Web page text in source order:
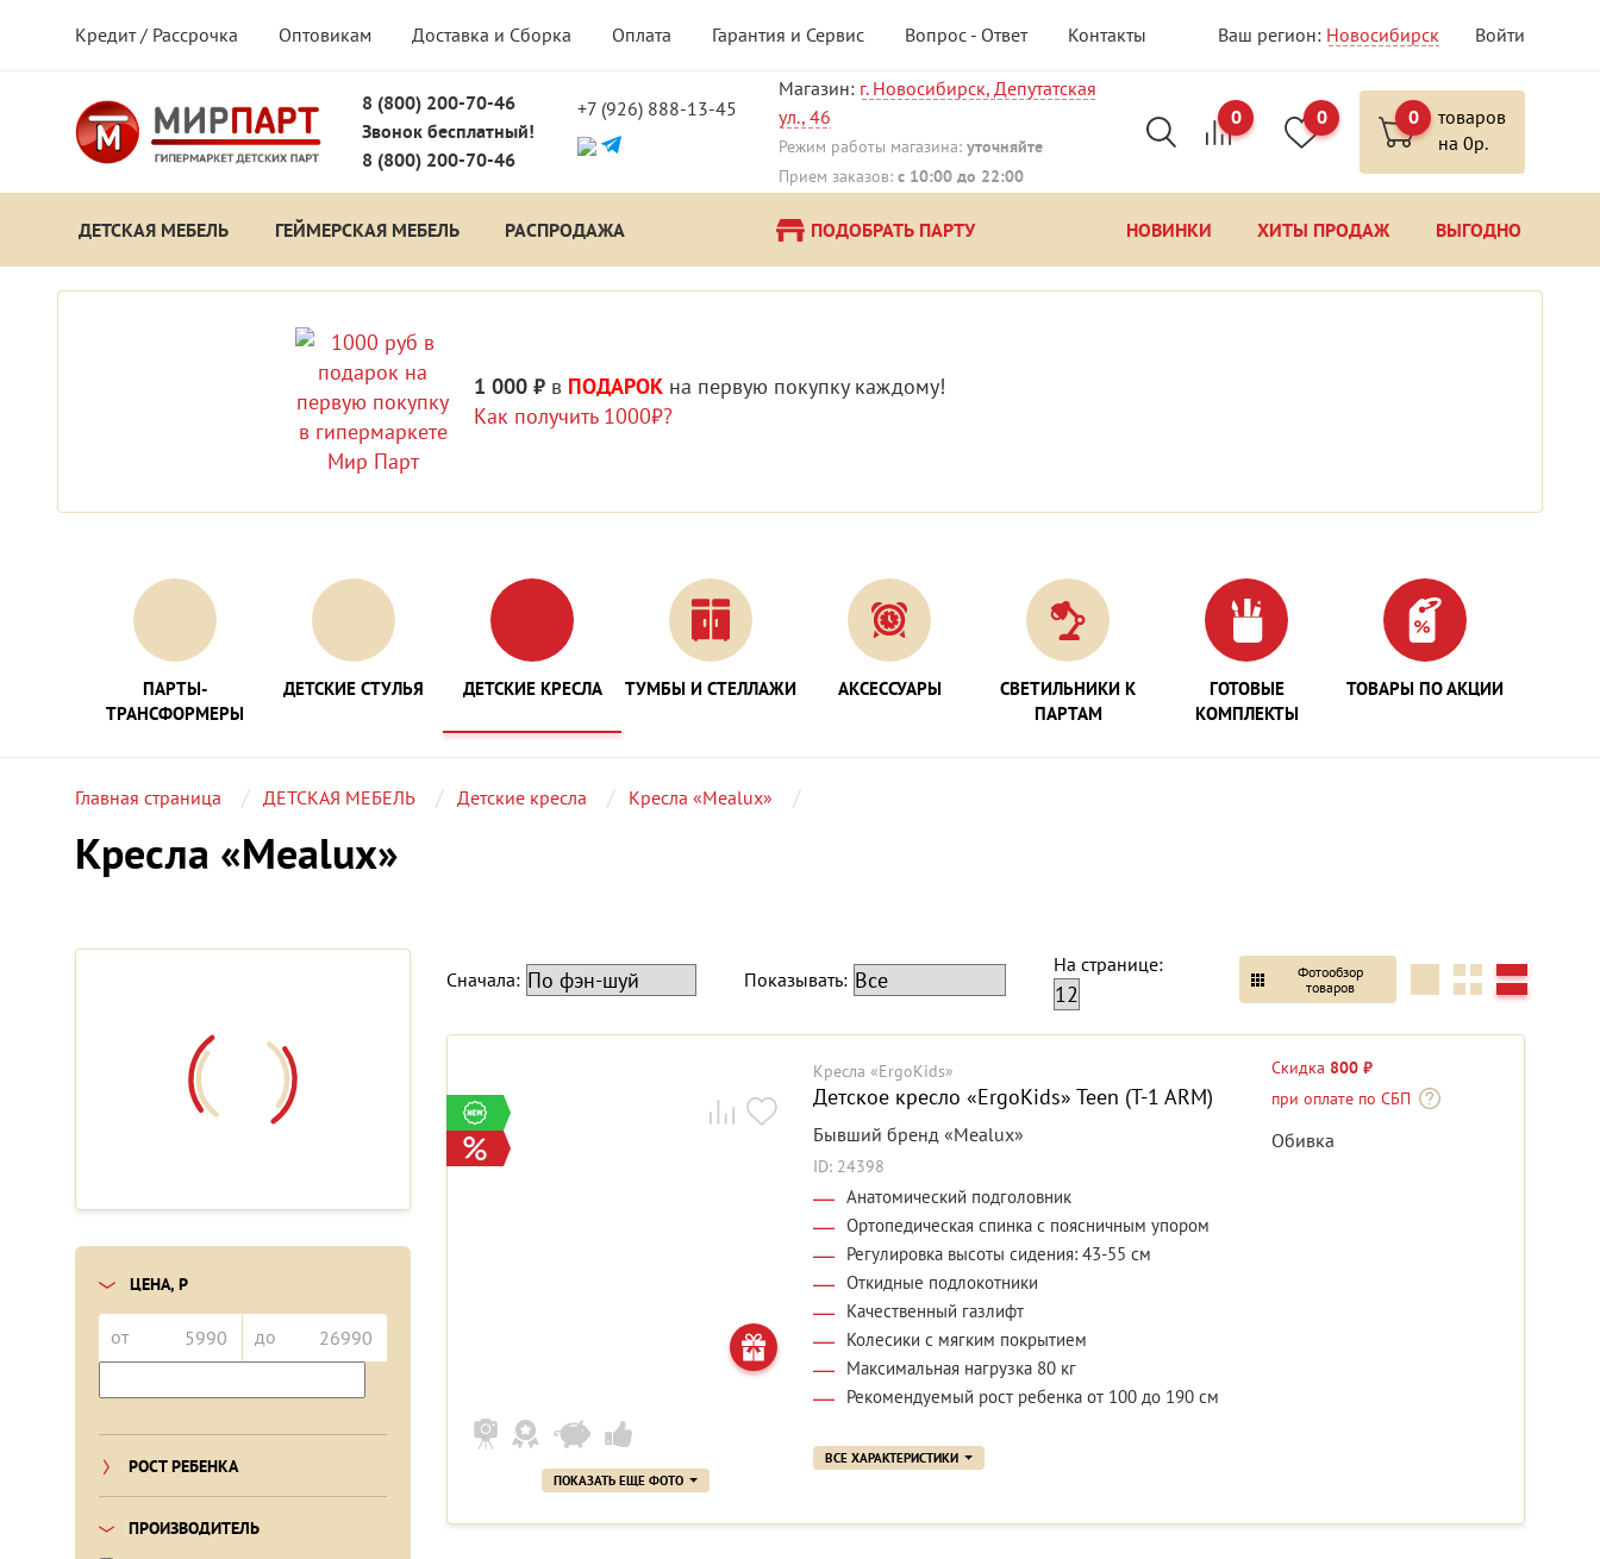
Кредит / Рассрочка Оптовикам Доставка и Сборка Оплата Гарантия и Сервис Вопрос - Ответ Контакты Ваш регион: Новосибирск Войти
8 (800) 200-70-46
Звонок бесплатный!
8 (800) 200-70-46
+7 (926) 888-13-45
Магазин: г. Новосибирск, Депутатская
ул., 46
Режим работы магазина: уточняйте
Прием заказов: с 10:00 до 22:00
0 0 0
товаров
на 0р.
ДЕТСКАЯ МЕБЕЛЬ ГЕЙМЕРСКАЯ МЕБЕЛЬ РАСПРОДАЖА ПОДОБРАТЬ ПАРТУ НОВИНКИ ХИТЫ ПРОДАЖ ВЫГОДНО
1 000 ₽ в ПОДАРОК на первую покупку каждому!
Как получить 1000₽?
ПАРТЫ-
ТРАНСФОРМЕРЫ
ДЕТСКИЕ СТУЛЬЯ ДЕТСКИЕ КРЕСЛА ТУМБЫ И СТЕЛЛАЖИ АКСЕССУАРЫ
СВЕТИЛЬНИКИ К
ПАРТАМ
ГОТОВЫЕ
КОМПЛЕКТЫ
ТОВАРЫ ПО АКЦИИ
Главная страница ДЕТСКАЯ МЕБЕЛЬ Детские кресла Кресла «Mealux»
Кресла «Mealux»
ЦЕНА, Р
от до
РОСТ РЕБЕНКА
ПРОИЗВОДИТЕЛЬ
Сначала: Показывать:
На странице:
Фотообзор
товаров
ПОКАЗАТЬ ЕЩЕ ФОТО
Кресла «ErgoKids»
Детское кресло «ErgoKids» Teen (T-1 ARM)
Бывший бренд «Mealux»
ID: 24398
Анатомический подголовник
Ортопедическая спинка с поясничным упором
Регулировка высоты сидения: 43-55 см
Откидные подлокотники
Качественный газлифт
Колесики с мягким покрытием
Максимальная нагрузка 80 кг
Рекомендуемый рост ребенка от 100 до 190 см
ВСЕ ХАРАКТЕРИСТИКИ
Скидка 800 ₽
при оплате по СБП
Обивка